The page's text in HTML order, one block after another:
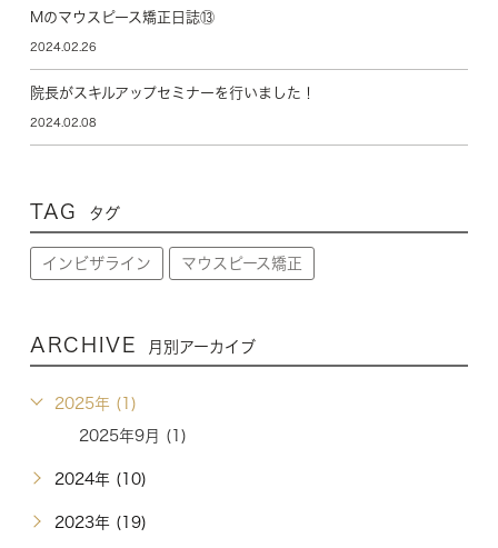
Mのマウスピース矯正日誌⑬
2024.02.26
院長がスキルアップセミナーを行いました！
2024.02.08
TAG タグ
インビザライン マウスピース矯正
ARCHIVE 月別アーカイブ
2025年 (1)
2025年9月 (1)
2024年 (10)
2023年 (19)